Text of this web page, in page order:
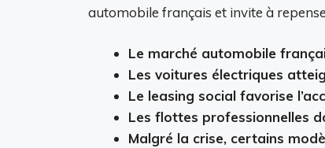
automobile français et invite à
Le marché automobile
Les voitures électriques
Le leasing social favorise
Les flottes professionnelles
Malgré la crise, certains